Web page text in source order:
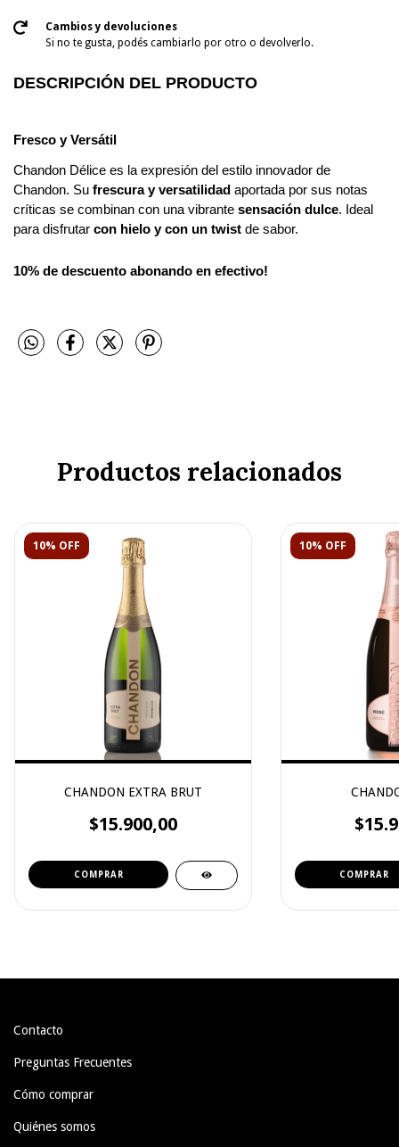
Cambios y devoluciones
Si no te gusta, podés cambiarlo por otro o devolverlo.
DESCRIPCIÓN DEL PRODUCTO
Fresco y Versátil
Chandon Délice es la expresión del estilo innovador de
Chandon. Su frescura y versatilidad aportada por sus notas
críticas se combinan con una vibrante sensación dulce. Ideal
para disfrutar con hielo y con un twist de sabor.
10% de descuento abonando en efectivo!
Productos relacionados
10% OFF
CHANDON EXTRA BRUT
$15.900,00
10% OFF
Contacto
Preguntas Frecuentes
Cómo comprar
Quiénes somos